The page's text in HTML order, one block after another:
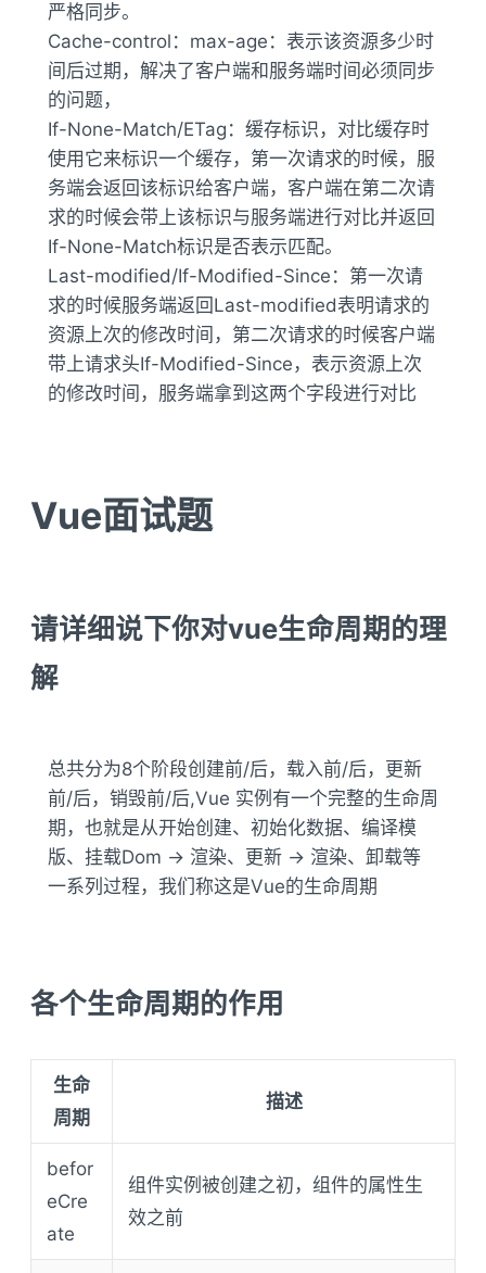
严格同步。
Cache-control：max-age：表示该资源多少时
间后过期，解决了客户端和服务端时间必须同步
的问题，
If-None-Match/ETag：缓存标识，对比缓存时
使用它来标识一个缓存，第一次请求的时候，服
务端会返回该标识给客户端，客户端在第二次请
求的时候会带上该标识与服务端进行对比并返回
If-None-Match标识是否表示匹配。
Last-modified/If-Modified-Since：第一次请
求的时候服务端返回Last-modified表明请求的
资源上次的修改时间，第二次请求的时候客户端
带上请求头If-Modified-Since，表示资源上次
的修改时间，服务端拿到这两个字段进行对比
Vue面试题
请详细说下你对vue生命周期的理
解
总共分为8个阶段创建前/后，载入前/后，更新
前/后，销毁前/后,Vue 实例有一个完整的生命周
期，也就是从开始创建、初始化数据、编译模
版、挂载Dom -> 渲染、更新 -> 渲染、卸载等
一系列过程，我们称这是Vue的生命周期
各个生命周期的作用
生命
周期
描述
befor
eCre
ate
组件实例被创建之初，组件的属性生
效之前